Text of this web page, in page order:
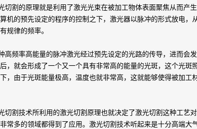
割的原理就是利用了激光光束在被加工物体表面聚焦从而产生
机的预先设定的程序的控制之下，激光器以脉冲的形式放电
规律的频率。
频率高能量的脉冲激光经过预先设定的光路的传导，进而会
，就会形成了一个又一个具有非常高的能量的光斑，这个光
，由于光斑能量极高，温度也就非常高，这就能够使得被加
割技术所利用的激光切割原理也就决定了激光切割这种工艺
常多的领域都得到了应用。激光切割技术听起来是十分高端